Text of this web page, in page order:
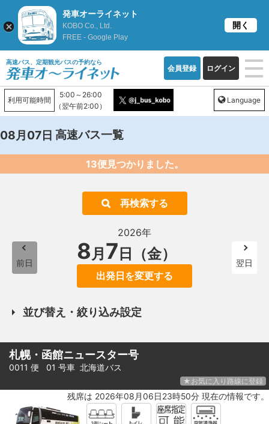
高速バス、定期観光バスの予約なら
会員登録 ログイン
利用可能時間
5:00～26:00
（翌午前2:00）
Language
08月07日 高速バス一覧
13便見つかりました。
再検索する
前日
2026年
8月 7 日（金）
出発日を変更する
翌日
並び替え・絞り込み設定
札幌・函館ニュースター号
0011 便 01 号車 北海道バス
★お気に入り路線に登録
残席は 2026年08月06日23時50分 現在の情報です。
発車オーライネット
KOBO Co., Ltd.
FREE - Google Play
開く